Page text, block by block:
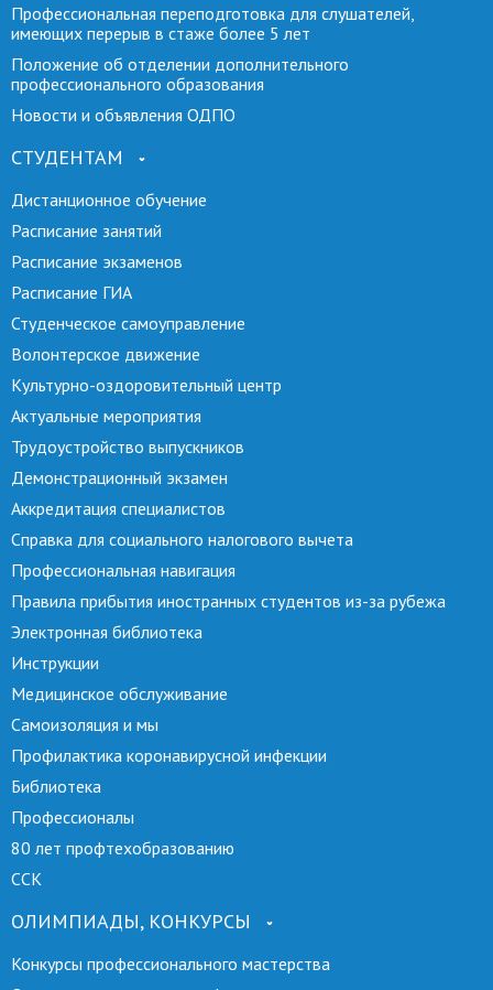
Профессиональная переподготовка для слушателей,
имеющих перерыв в стаже более 5 лет
Положение об отделении дополнительного
профессионального образования
Новости и объявления ОДПО
СТУДЕНТАМ
Дистанционное обучение
Расписание занятий
Расписание экзаменов
Расписание ГИА
Студенческое самоуправление
Волонтерское движение
Культурно-оздоровительный центр
Актуальные мероприятия
Трудоустройство выпускников
Демонстрационный экзамен
Аккредитация специалистов
Справка для социального налогового вычета
Профессиональная навигация
Правила прибытия иностранных студентов из-за рубежа
Электронная библиотека
Инструкции
Медицинское обслуживание
Самоизоляция и мы
Профилактика коронавирусной инфекции
Библиотека
Профессионалы
80 лет профтехобразованию
ССК
ОЛИМПИАДЫ, КОНКУРСЫ
Конкурсы профессионального мастерства